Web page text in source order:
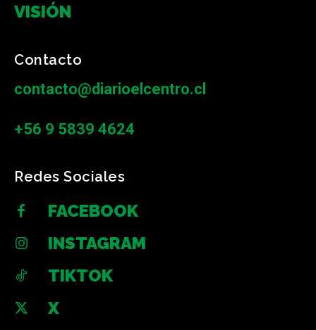
VISIÓN
Contacto
contacto@diarioelcentro.cl
+56 9 5839 4624
Redes Sociales
FACEBOOK
INSTAGRAM
TIKTOK
X